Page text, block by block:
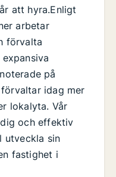
att hyra.Enligt
arbetar
förvalta
på
idag mer
lokalyta. Vår
och effektiv
utveckla sin
fastighet i